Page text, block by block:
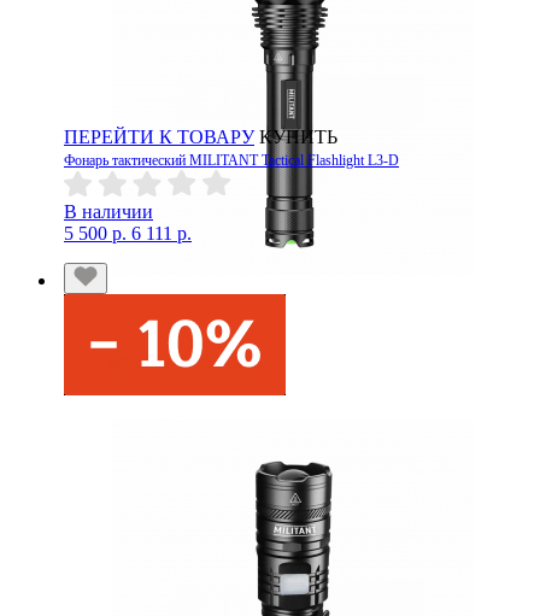
ПЕРЕЙТИ К ТОВАРУ КУПИТЬ
Фонарь тактический MILITANT Tactical Flashlight L3-D
В наличии
5 500 р. 6 111 р.